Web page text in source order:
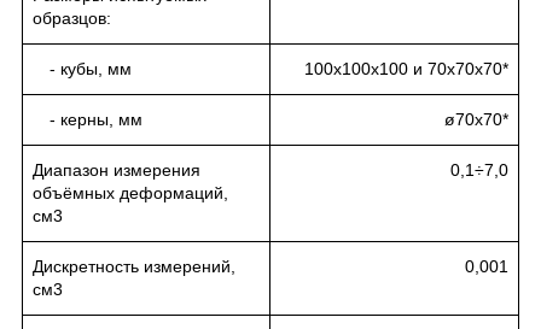
образцов:
- кубы, мм 100x100x100 и 70x70x70*
- керны, мм ø70x70*
Диапазон измерения
объёмных деформаций,
см3
0,1÷7,0
Дискретность измерений,
см3
0,001